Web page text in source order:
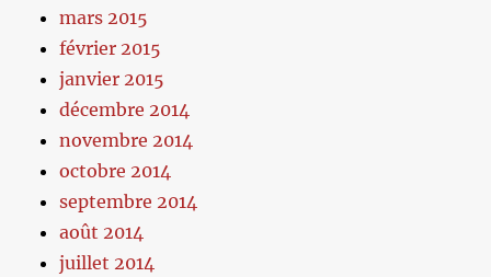
mars 2015
février 2015
janvier 2015
décembre 2014
novembre 2014
octobre 2014
septembre 2014
août 2014
juillet 2014